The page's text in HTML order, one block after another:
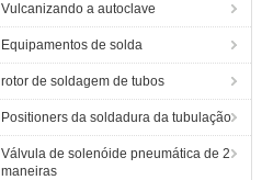
Vulcanizando a autoclave
Equipamentos de solda
rotor de soldagem de tubos
Positioners da soldadura da tubulação
Válvula de solenóide pneumática de 2
maneiras